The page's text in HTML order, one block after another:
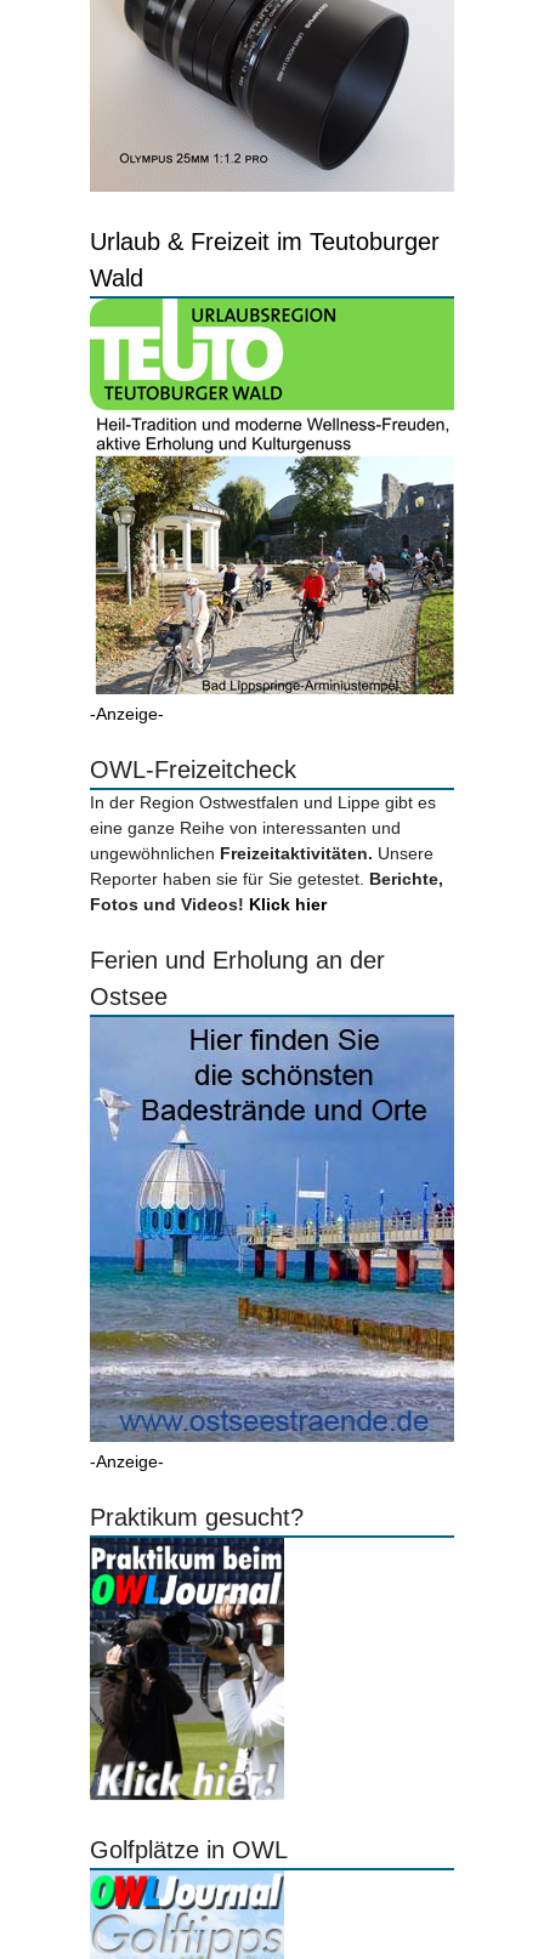
Urlaub & Freizeit im Teutoburger
Wald
-Anzeige-
OWL-Freizeitcheck
In der Region Ostwestfalen und Lippe gibt es
eine ganze Reihe von interessanten und
ungewöhnlichen Freizeitaktivitäten. Unsere
Reporter haben sie für Sie getestet. Berichte,
Fotos und Videos! Klick hier
Ferien und Erholung an der
Ostsee
-Anzeige-
Praktikum gesucht?
Golfplätze in OWL